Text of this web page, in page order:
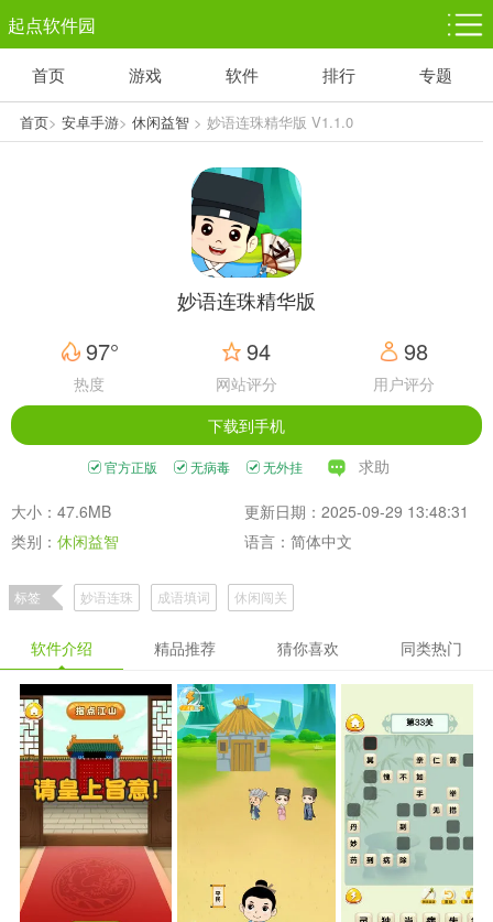
起点软件园
塔防游戏
1千+款游戏
休闲益智
1万+款游戏
体育竞技
5百+款游戏
赛车竞速
3百+款游戏
首页 游戏 软件 排行 专题
首页> 安卓手游> 休闲益智> 妙语连珠精华版 V1.1.0
妙语连珠精华版
97°
热度
94
网站评分
98
用户评分
下载到手机
官方正版 无病毒 无外挂 求助
大小：47.6MB
更新日期：2025-09-29 13:48:31
类别： 休闲益智 语言：简体中文
标签 妙语连珠 成语填词 休闲闯关
软件介绍 精品推荐 猜你喜欢 同类热门